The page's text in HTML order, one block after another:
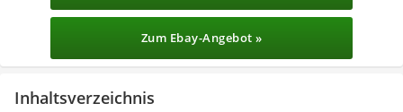
Zum Ebay-Angebot »
Inhaltsverzeichnis